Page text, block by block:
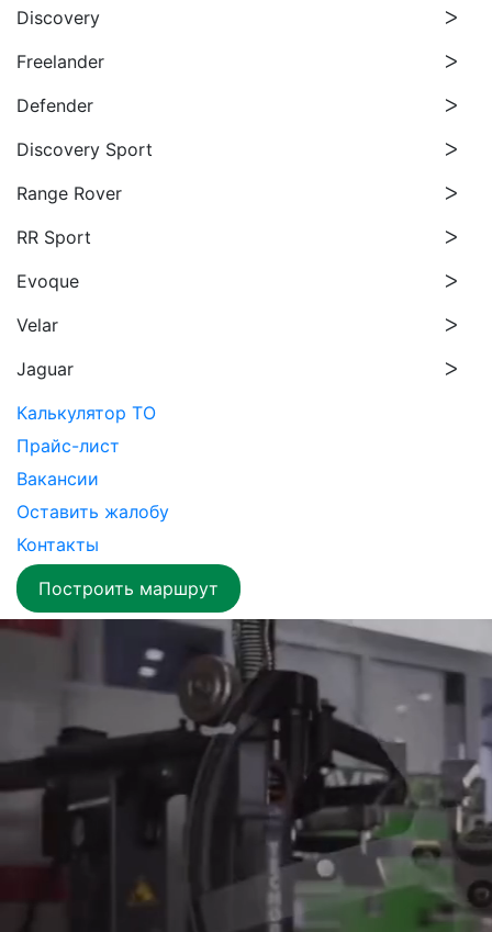
Discovery
Freelander
Defender
Discovery Sport
Range Rover
RR Sport
Evoque
Velar
Jaguar
Калькулятор ТО
Прайс-лист
Вакансии
Оставить жалобу
Контакты
Построить маршрут